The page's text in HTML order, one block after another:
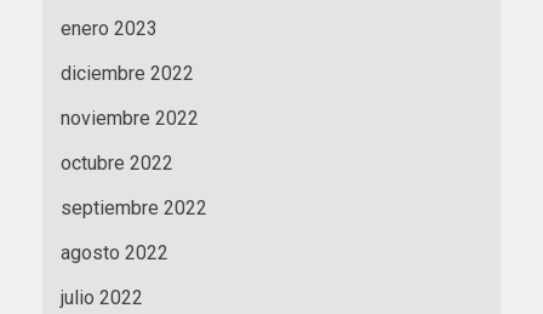
enero 2023
diciembre 2022
noviembre 2022
octubre 2022
septiembre 2022
agosto 2022
julio 2022